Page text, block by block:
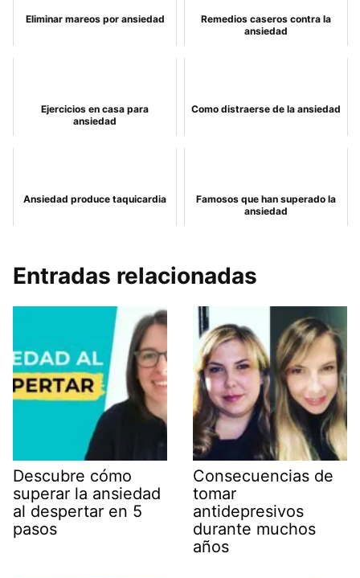
Eliminar mareos por ansiedad
Remedios caseros contra la
ansiedad
Ejercicios en casa para
ansiedad
Como distraerse de la ansiedad
Ansiedad produce taquicardia
Famosos que han superado la
ansiedad
Entradas relacionadas
Descubre cómo
superar la ansiedad
al despertar en 5
pasos
Consecuencias de
tomar
antidepresivos
durante muchos
años